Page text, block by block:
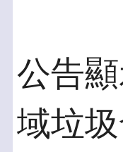
公告
域垃